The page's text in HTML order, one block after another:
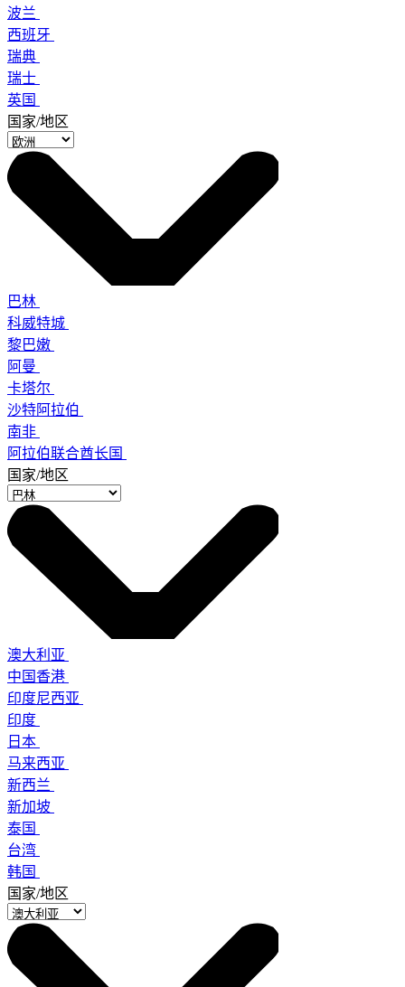
波兰
西班牙
瑞典
瑞士
英国
国家/地区
巴林
科威特城
黎巴嫩
阿曼
卡塔尔
沙特阿拉伯
南非
阿拉伯联合酋长国
国家/地区
澳大利亚
中国香港
印度尼西亚
印度
日本
马来西亚
新西兰
新加坡
泰国
台湾
韩国
国家/地区